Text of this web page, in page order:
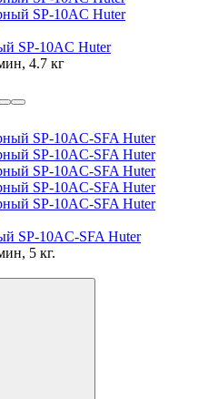
SP-10AC Huter
4.7 кг
SP-10AC-SFA Huter
5 кг.